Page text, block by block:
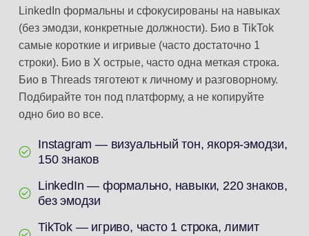
LinkedIn формальны и сфокусированы на навыках
(без эмодзи, конкретные должности). Био в TikTok
самые короткие и игривые (часто достаточно 1
строки). Био в X острые, часто одна меткая строка.
Био в Threads тяготеют к личному и разговорному.
Подбирайте тон под платформу, а не копируйте
одно био во все.
Instagram — визуальный тон, якоря-эмодзи,
150 знаков
LinkedIn — формально, навыки, 220 знаков,
без эмодзи
TikTok — игриво, часто 1 строка, лимит